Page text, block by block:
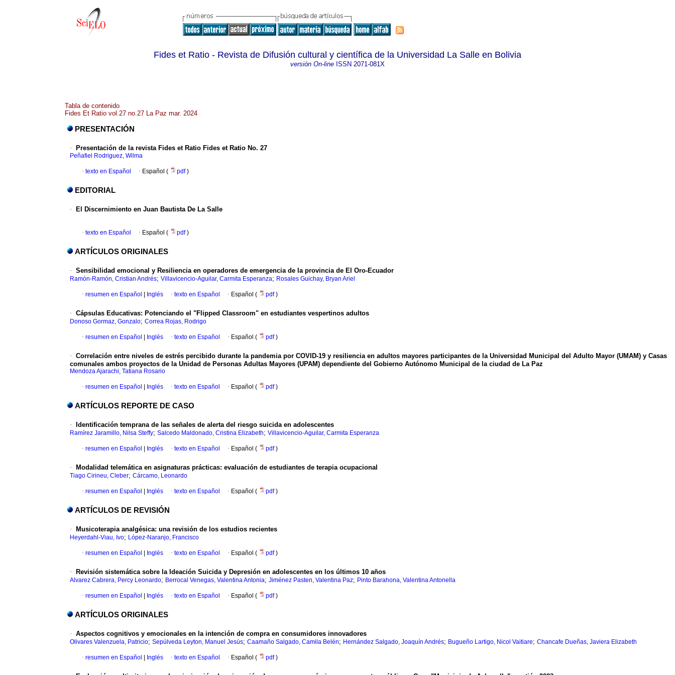
Fides et Ratio - Revista de Difusión cultural y científica de la Universidad La Salle en Bolivia
versión On-line ISSN 2071-081X
Tabla de contenido
Fides Et Ratio vol.27 no.27 La Paz mar. 2024
PRESENTACIÓN
· Presentación de la revista Fides et Ratio Fides et Ratio No. 27
Peñafiel Rodriguez, Wilma
· texto en Español · Español ( pdf)
EDITORIAL
· El Discernimiento en Juan Bautista De La Salle
· texto en Español · Español ( pdf)
ARTÍCULOS ORIGINALES
· Sensibilidad emocional y Resiliencia en operadores de emergencia de la provincia de El Oro-Ecuador
Ramón-Ramón, Cristian Andrés; Villavicencio-Aguilar, Carmita Esperanza; Rosales Guichay, Bryan Ariel
· resumen en Español Inglés · texto en Español · Español ( pdf)
· Cápsulas Educativas: Potenciando el "Flipped Classroom" en estudiantes vespertinos adultos
Donoso Gormaz, Gonzalo; Correa Rojas, Rodrigo
· resumen en Español Inglés · texto en Español · Español ( pdf)
· Correlación entre niveles de estrés percibido durante la pandemia por COVID-19 y resiliencia en adultos mayores participantes de la Universidad Municipal del Adulto Mayor (UMAM) y Casas
comunales ambos proyectos de la Unidad de Personas Adultas Mayores (UPAM) dependiente del Gobierno Autónomo Municipal de la ciudad de La Paz
Mendoza Ajarachi, Tatiana Rosario
· resumen en Español Inglés · texto en Español · Español ( pdf)
ARTÍCULOS REPORTE DE CASO
· Identificación temprana de las señales de alerta del riesgo suicida en adolescentes
Ramírez Jaramillo, Nilsa Steffy; Salcedo Maldonado, Cristina Elizabeth; Villavicencio-Aguilar, Carmita Esperanza
· resumen en Español Inglés · texto en Español · Español ( pdf)
· Modalidad telemática en asignaturas prácticas: evaluación de estudiantes de terapia ocupacional
Tiago Cirineu, Cleber; Cárcamo, Leonardo
· resumen en Español Inglés · texto en Español · Español ( pdf)
ARTÍCULOS DE REVISIÓN
· Musicoterapia analgésica: una revisión de los estudios recientes
Heyerdahl-Viau, Ivo; López-Naranjo, Francisco
· resumen en Español Inglés · texto en Español · Español ( pdf)
· Revisión sistemática sobre la Ideación Suicida y Depresión en adolescentes en los últimos 10 años
Alvarez Cabrera, Percy Leonardo; Berrocal Venegas, Valentina Antonia; Jiménez Pasten, Valentina Paz; Pinto Barahona, Valentina Antonella
· resumen en Español Inglés · texto en Español · Español ( pdf)
ARTÍCULOS ORIGINALES
· Aspectos cognitivos y emocionales en la intención de compra en consumidores innovadores
Olivares Valenzuela, Patricio; Sepúlveda Leyton, Manuel Jesús; Caamaño Salgado, Camila Belén; Hernández Salgado, Joaquín Andrés; Bugueño Lartigo, Nicol Vaitiare; Chancafe Dueñas, Javiera Elizabeth
· resumen en Español Inglés · texto en Español · Español ( pdf)